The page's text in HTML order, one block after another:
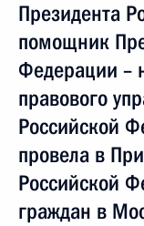
Президента
помощник
Федерации –
правового
Российской
провела в
Российской
граждан в